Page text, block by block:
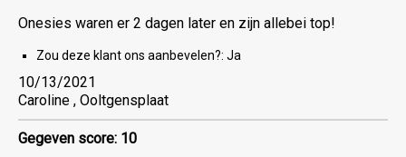
Onesies waren er 2 dagen later en zijn allebei top!
Zou deze klant ons aanbevelen?: Ja
10/13/2021
Caroline , Ooltgensplaat
Gegeven score: 10